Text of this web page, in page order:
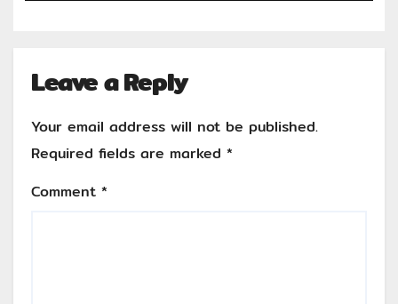
Leave a Reply
Your email address will not be published.
Required fields are marked *
Comment *